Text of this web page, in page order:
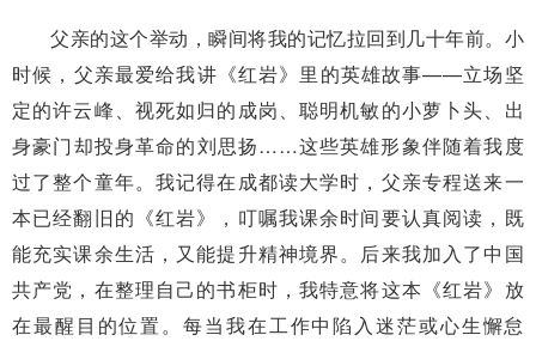
父亲的这个举动，瞬间将我的记忆拉回到几十年前。小
时候，父亲最爱给我讲《红岩》里的英雄故事——立场坚
定的许云峰、视死如归的成岗、聪明机敏的小萝卜头、出
身豪门却投身革命的刘思扬……这些英雄形象伴随着我度
过了整个童年。我记得在成都读大学时，父亲专程送来一
本已经翻旧的《红岩》，叮嘱我课余时间要认真阅读，既
能充实课余生活，又能提升精神境界。后来我加入了中国
共产党，在整理自己的书柜时，我特意将这本《红岩》放
在最醒目的位置。每当我在工作中陷入迷茫或心生懈怠